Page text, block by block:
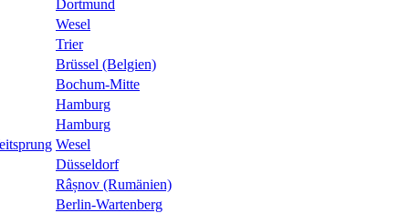
Dortmund
Wesel
Trier
Brüssel (Belgien)
Bochum-Mitte
Hamburg
Hamburg
Wesel
Düsseldorf
Râșnov (Rumänien)
Berlin-Wartenberg